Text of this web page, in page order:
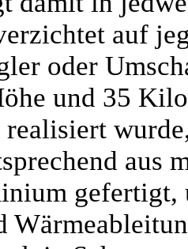
auf
oder
und 35
aus